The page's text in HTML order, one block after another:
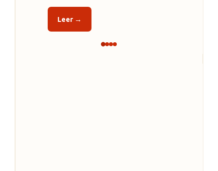
Leer →